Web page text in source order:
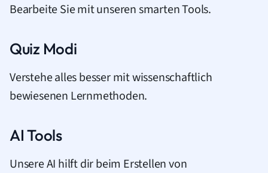
Bearbeite Sie mit unseren smarten Tools.
Quiz Modi
Verstehe alles besser mit wissenschaftlich
bewiesenen Lernmethoden.
AI Tools
Unsere AI hilft dir beim Erstellen von